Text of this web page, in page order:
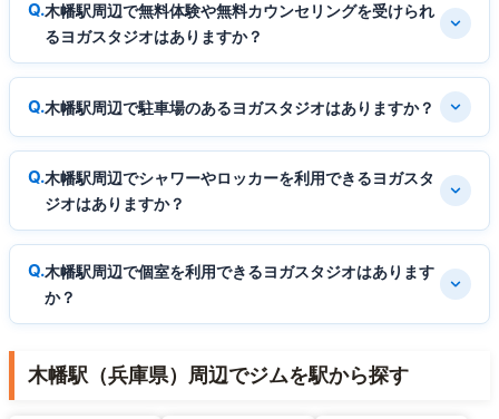
木幡駅周辺で無料体験や無料カウンセリングを受けられ
るヨガスタジオはありますか？
木幡駅周辺で駐車場のあるヨガスタジオはありますか？
木幡駅周辺でシャワーやロッカーを利用できるヨガスタ
ジオはありますか？
木幡駅周辺で個室を利用できるヨガスタジオはあります
か？
木幡駅（兵庫県）周辺でジムを駅から探す